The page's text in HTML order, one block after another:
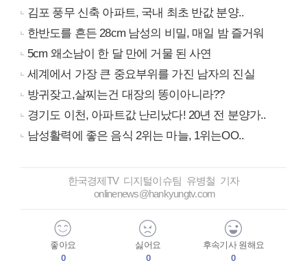
김포 풍무 신축 아파트, 국내 최초 반값 분양..
한반도를 흔든 28cm 남성의 비밀, 매일 밤 즐거워
5cm 왜소남이 한 달 만에 거물 된 사연
세계에서 가장 큰 중요부위를 가진 남자의 진실
방귀잦고,살찌는건 대장의 똥이아니라??
경기도 이천, 아파트값 난리났다! 20년 전 분양가..
남성활력에 좋은 음식 2위는 마늘, 1위는OO..
한국경제TV 디지털이슈팀 유병철 기자
onlinenews@hankyungtv.com
좋아요
0
싫어요
0
후속기사 원해요
0